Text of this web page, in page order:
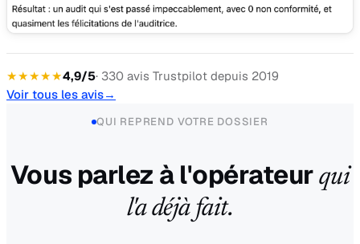
★★★★★4,9/5· 330 avis Trustpilot depuis 2019
Voir tous les avis→
QUI REPREND VOTRE DOSSIER
Vous parlez à l'opérateurqui
l'a déjà fait.